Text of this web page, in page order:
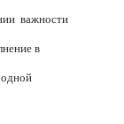
важности
в